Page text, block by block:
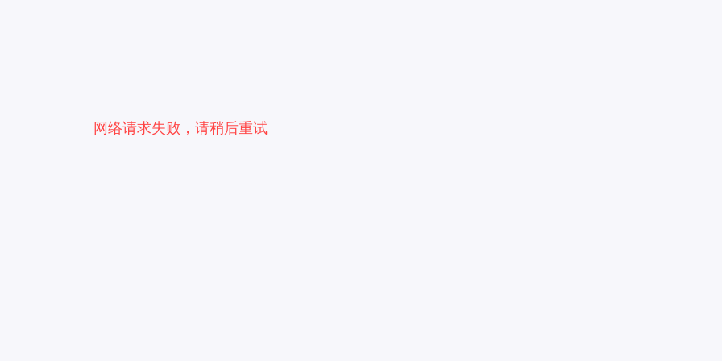
网络请求失败，请稍后重试